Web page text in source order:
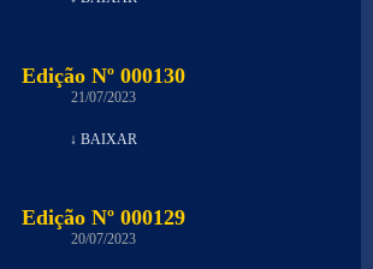
Edição Nº 000130
21/07/2023
↓ BAIXAR
Edição Nº 000129
20/07/2023